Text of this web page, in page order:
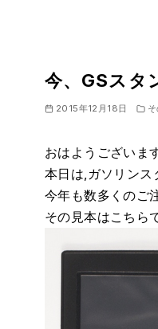
今、GSスタ
2015年12月18日
おはようございま
本日は,ガソリンス
今年も数多くのご
その見本はこちら